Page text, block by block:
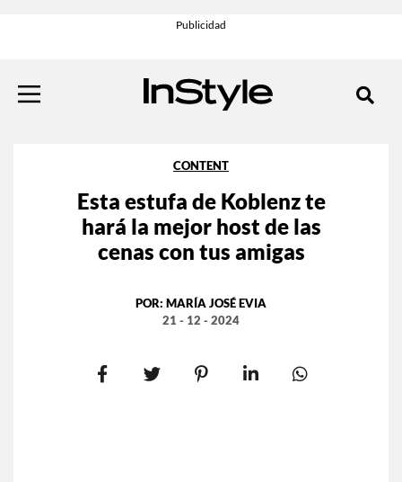
CONTENT
Esta estufa de Koblenz te
hará la mejor host de las
cenas con tus amigas
POR: MARÍA JOSÉ EVIA
21 - 12 - 2024